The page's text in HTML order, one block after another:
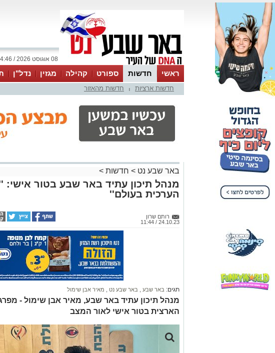
08 אוגוסט 2026 / 14:46
ראשי חדשות ספורט קהילה מגזין נדל"ן
עסקים
טיפים והמלצותחדשות ארציות חדשות מהאזור
באר שבע נט > חדשות >
מנהל תיכון עתיד באר שבע בטור אישי:
הערכית בעולם''
רותם שרון
24.10.23 / 11:44
תגים: באר שבע באר שבע נט מאיר אבן שימול
מנהל תיכון עתיד באר שבע, מאיר אבן שימול -
הארצית בטור אישי לאור המצב